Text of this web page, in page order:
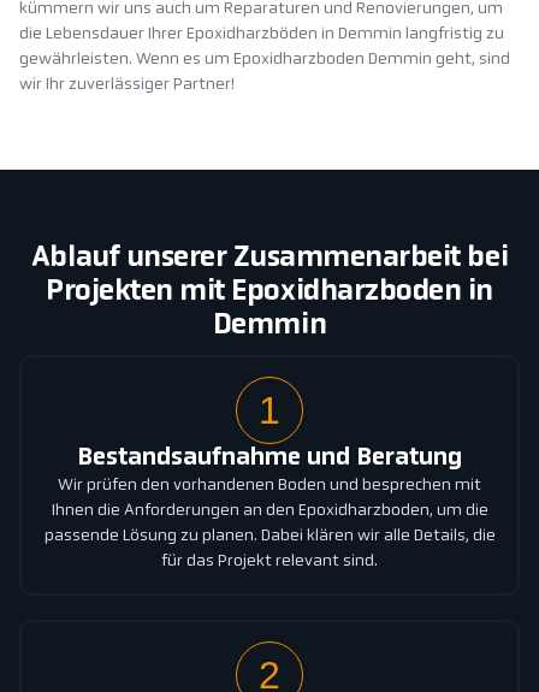
kümmern wir uns auch um Reparaturen und Renovierungen, um
die Lebensdauer Ihrer Epoxidharzböden in Demmin langfristig zu
gewährleisten. Wenn es um Epoxidharzboden Demmin geht, sind
wir Ihr zuverlässiger Partner!
Ablauf unserer Zusammenarbeit bei
Projekten mit Epoxidharzboden in
Demmin
1
Bestandsaufnahme und Beratung
Wir prüfen den vorhandenen Boden und besprechen mit
Ihnen die Anforderungen an den Epoxidharzboden, um die
passende Lösung zu planen. Dabei klären wir alle Details, die
für das Projekt relevant sind.
2